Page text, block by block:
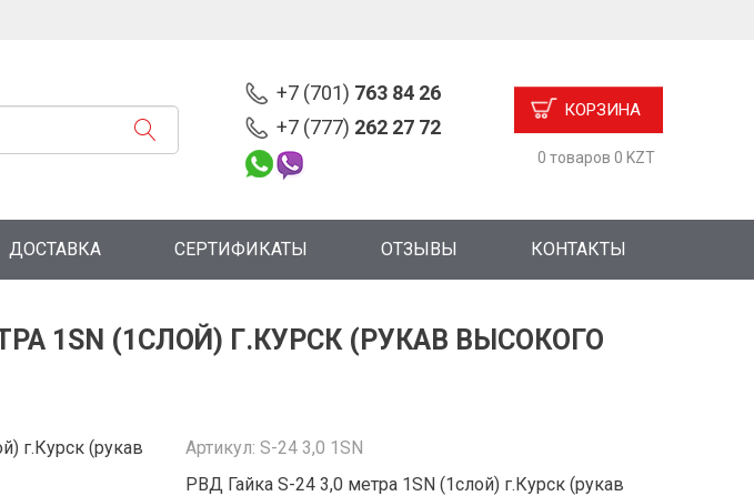
+7 (701) 763 84 26
+7 (777) 262 27 72
КОРЗИНА
0 товаров 0 KZT
ДОСТАВКА СЕРТИФИКАТЫ ОТЗЫВЫ КОНТАКТЫ
1SN (1СЛОЙ) Г.КУРСК (РУКАВ ВЫСОКОГО
Артикул: S-24 3,0 1SN
РВД Гайка S-24 3,0 метра 1SN (1слой) г.Курск (рукав